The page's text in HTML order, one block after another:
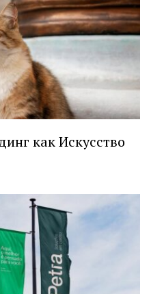
как Искусство